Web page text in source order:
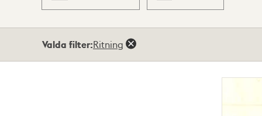
Valda filter:Ritning